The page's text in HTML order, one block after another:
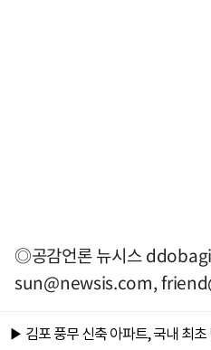
◎공감언론 뉴시스
sun@newsis.com,